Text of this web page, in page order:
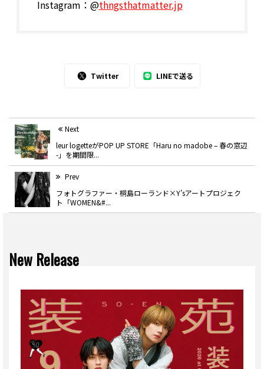
Instagram：@thngsthatmatter.jp
Twitter LINEで送る
Next
leur logetteがPOP UP STORE「Haru no madobe – 春の窓辺
-」を期間限...
Prev
フォトグラファー・桐島ローランド×Y’sアートプロジェク
ト「WOMEN&#...
New Release